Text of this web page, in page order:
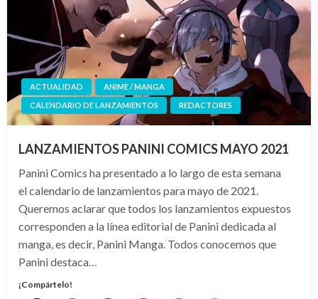
ACTUALIDAD
ANIME / MANGA
CALENDARIO DE LANZAMIENTOS
REDACTORES
LANZAMIENTOS PANINI COMICS MAYO 2021
Panini Comics ha presentado a lo largo de esta semana
el calendario de lanzamientos para mayo de 2021.
Queremos aclarar que todos los lanzamientos expuestos
corresponden a la línea editorial de Panini dedicada al
manga, es decir, Panini Manga. Todos conocemos que
Panini destaca…
¡Compártelo!